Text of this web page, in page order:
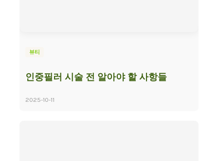
뷰티
인중필러 시술 전 알아야 할 사항들
2025-10-11